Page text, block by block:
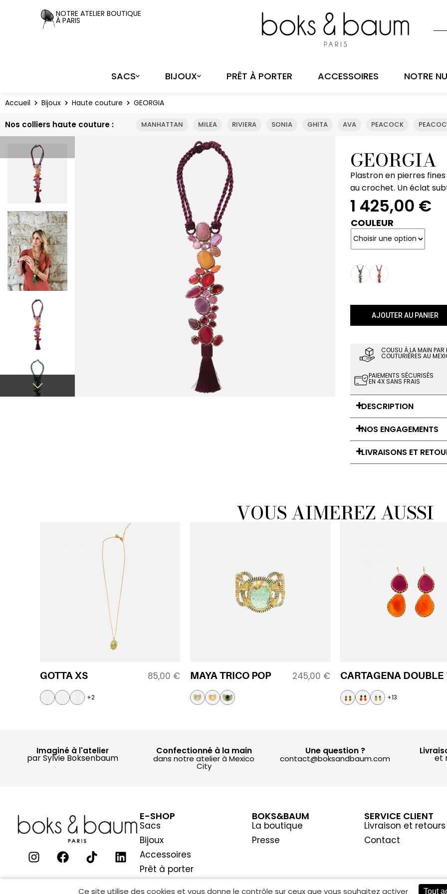
NOTRE ATELIER BOUTIQUE
À PARIS
SACS BIJOUX PRÊT À PORTER ACCESSOIRES NOTRE
Accueil Bijoux Haute couture GEORGIA
Nos colliers haute couture : MANHATTAN MILEA RIVIERA SONIA GHITA AVA PEACOCK
GEORGIA
Plastron en pierres
au crochet. Un éclat
1 425,00 €
COULEUR
AJOUTER AU PANIER
COUSU À LA MAIN PAR
COUTURIÈRES AU
PAIEMENTS SÉCURISÉS
EN 4X SANS FRAIS
DESCRIPTION
NOS ENGAGEMENTS
LIVRAISONS ET
VOUS AIMEREZ AUSSI
GOTTA XS 85,00 €
+2
MAYA TRICO POP 245,00 € CARTAGENA DOUBLE
+13
Imaginé à l'atelier
par Sylvie Boksenbaum
Confectionné à la main
dans notre atelier à Mexico
City
Une question ?
contact@boksandbaum.com et
E-SHOP
Sacs
Bijoux
Accessoires
Prêt à porter
BOKS&BAUM
La boutique
Presse
SERVICE CLIENT
Livraison et retours
Contact
Panneau de gestion des cookies
Ce site utilise des cookies et vous donne le contrôle sur ceux que vous souhaitez activer Tout